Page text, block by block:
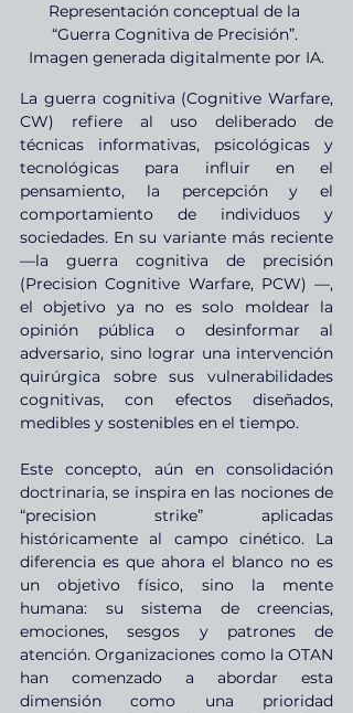
Representación conceptual de la
“Guerra Cognitiva de Precisión”.
Imagen generada digitalmente por IA.
La guerra cognitiva (Cognitive Warfare,
CW) refiere al uso deliberado de
técnicas informativas, psicológicas y
tecnológicas para influir en el
pensamiento, la percepción y el
comportamiento de individuos y
sociedades. En su variante más reciente
—la guerra cognitiva de precisión
(Precision Cognitive Warfare, PCW) —,
el objetivo ya no es solo moldear la
opinión pública o desinformar al
adversario, sino lograr una intervención
quirúrgica sobre sus vulnerabilidades
cognitivas, con efectos diseñados,
medibles y sostenibles en el tiempo.
Este concepto, aún en consolidación
doctrinaria, se inspira en las nociones de
“precision strike” aplicadas
históricamente al campo cinético. La
diferencia es que ahora el blanco no es
un objetivo físico, sino la mente
humana: su sistema de creencias,
emociones, sesgos y patrones de
atención. Organizaciones como la OTAN
han comenzado a abordar esta
dimensión como una prioridad